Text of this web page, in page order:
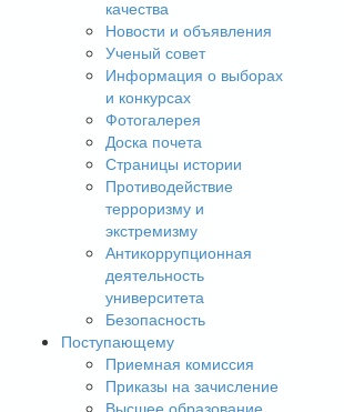
качества
Новости и объявления
Ученый совет
Информация о выборах
и конкурсах
Фотогалерея
Доска почета
Страницы истории
Противодействие
терроризму и
экстремизму
Антикоррупционная
деятельность
университета
Безопасность
Поступающему
Приемная комиссия
Приказы на зачисление
Высшее образование